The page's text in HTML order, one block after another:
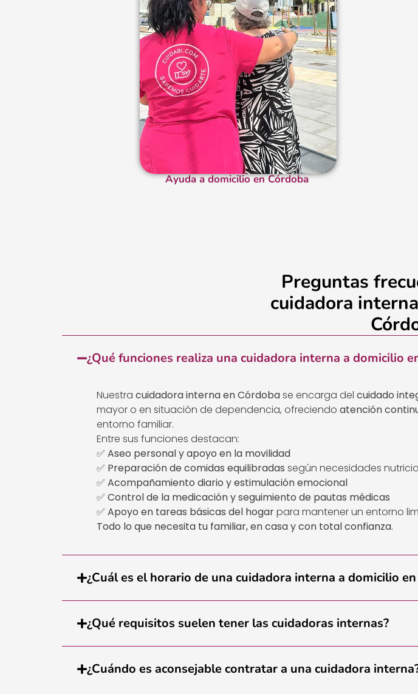
Ayuda a domicilio en Córdoba
Preguntas
cuidadora
¿Qué funciones realiza una cuidadora interna a domicilio
Nuestra cuidadora interna en Córdobase encarga del cuidado
mayor o en situación de dependencia, ofreciendo atención
entorno familiar.
Entre sus funciones destacan:
✅ Aseo personal y apoyo en la movilidad
✅ Preparación de comidas equilibradas según necesidades
✅ Acompañamiento diario y estimulación emocional
✅ Control de la medicación y seguimiento de pautas médicas
✅ Apoyo en tareas básicas del hogarpara mantener un entorno
Todo lo que necesita tu familiar, en casa y con total confianza.
¿Cuál es el horario de una cuidadora interna a domicilio
¿Qué requisitos suelen tener las cuidadoras internas?
¿Cuándo es aconsejable contratar a una cuidadora